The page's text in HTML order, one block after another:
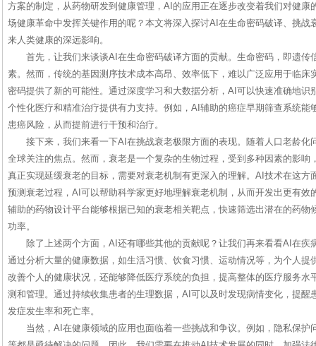
方案的制定，从药物研发到健康管理，AI的应用正在逐步改变着我们对健康
场健康革命中发挥关键作用的呢？本文将深入探讨AI在生命密码破译、挑战
来人类健康的深远影响。
首先，让我们来谈谈AI在生命密码破译方面的贡献。生命密码，即遗传
素。然而，传统的基因测序技术成本高昂、效率低下，难以广泛应用于临床
密码提供了新的可能性。通过深度学习和大数据分析，AI可以快速准确地识
个性化医疗和精准治疗提供有力支持。例如，AI辅助的癌症早期筛查系统能
患癌风险，从而提前进行干预和治疗。
接下来，我们来看一下AI在挑战衰老极限方面的表现。随着人口老龄化
全球关注的焦点。然而，衰老是一个复杂的生物过程，受到多种因素的影响
真正实现延缓衰老的目标，需要对衰老机制有更深入的理解。AI技术在这方
预测衰老过程，AI可以帮助科学家更好地理解衰老机制，从而开发出更有效
辅助的药物设计平台能够根据已知的衰老相关靶点，快速筛选出潜在的药物
功率。
除了上述两个方面，AI还有哪些其他的贡献呢？让我们再来看看AI在疾
通过分析大量的健康数据，如生活习惯、饮食习惯、运动情况等，为个人提
改善个人的健康状况，还能够降低医疗系统的负担，提高整体的医疗服务水
测和管理。通过持续收集患者的生理数据，AI可以及时发现病情变化，提醒
发症发生率和死亡率。
当然，AI在健康领域的应用也面临着一些挑战和争议。例如，隐私保护